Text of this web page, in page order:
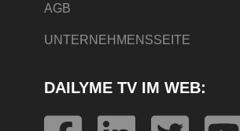
AGB
UNTERNEHMENSSEITE
DAILYME TV IM WEB: